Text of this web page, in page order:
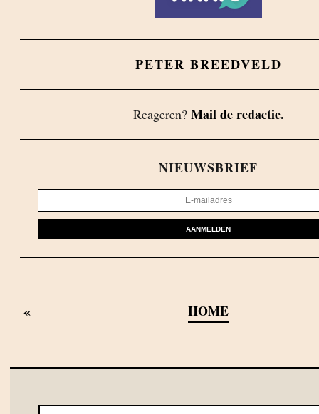
PETER BREEDVELD
Reageren? Mail de redactie.
NIEUWSBRIEF
AANMELDEN
« HOME